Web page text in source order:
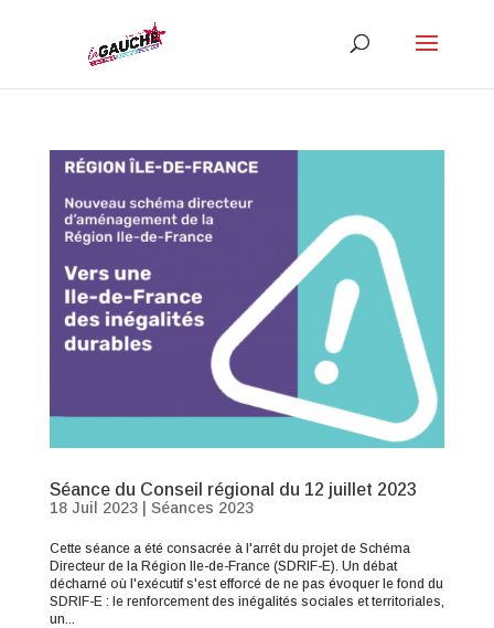
Séance du Conseil régional du 12 juillet 2023
18 Juil 2023| Séances 2023
Cette séance a été consacrée à l'arrêt du projet de Schéma
Directeur de la Région Ile-de-France (SDRIF-E). Un débat
décharné où l'exécutif s'est efforcé de ne pas évoquer le fond du
SDRIF-E : le renforcement des inégalités sociales et territoriales,
un...